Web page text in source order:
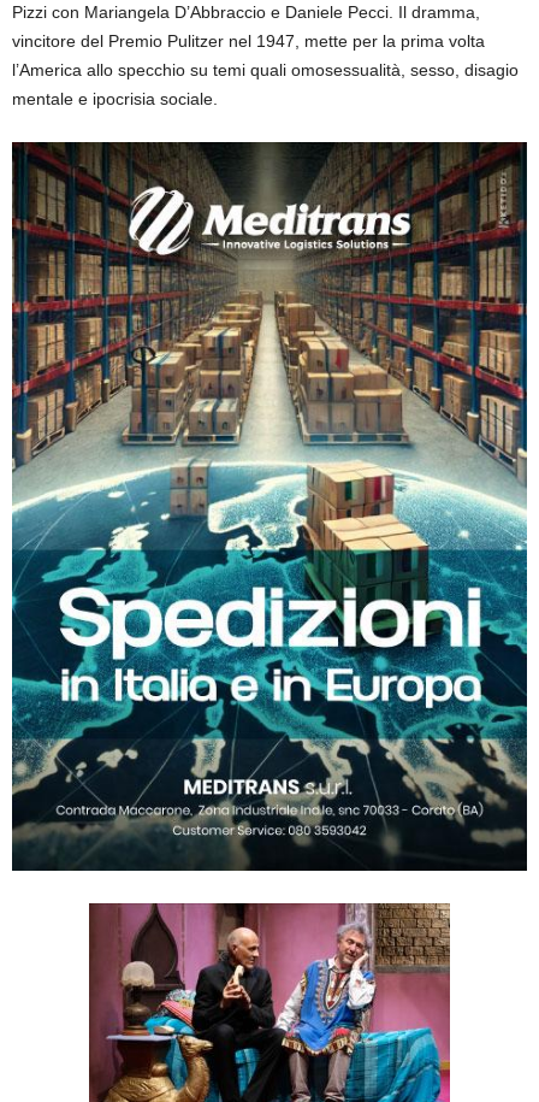
Pizzi con Mariangela D’Abbraccio e Daniele Pecci. Il dramma,
vincitore del Premio Pulitzer nel 1947, mette per la prima volta
l’America allo specchio su temi quali omosessualità, sesso, disagio
mentale e ipocrisia sociale.